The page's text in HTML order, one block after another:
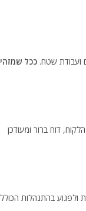
ועבודת שטח. ככל
דוח ברור ומעודכן
ולפגוע בהתנהלות